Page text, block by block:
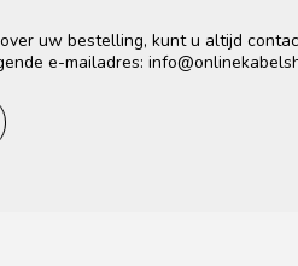
uw bestelling, kunt u altijd
e-mailadres: